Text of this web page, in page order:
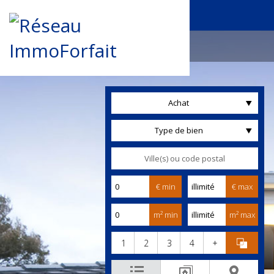
Achat
Type de bien
€ min € max
m² min m² max
1 2 3 4 +